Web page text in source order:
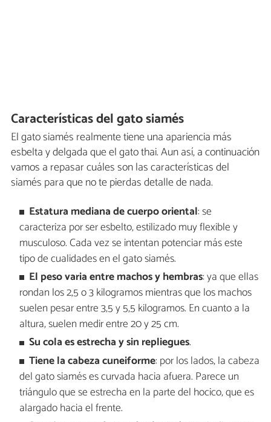
Características del gato siamés
El gato siamés realmente tiene una apariencia más
esbelta y delgada que el gato thai. Aun así, a continuación
vamos a repasar cuáles son las características del
siamés para que no te pierdas detalle de nada.
Estatura mediana de cuerpo oriental: se
caracteriza por ser esbelto, estilizado muy flexible y
musculoso. Cada vez se intentan potenciar más este
tipo de cualidades en el gato siamés.
El peso varia entre machos y hembras: ya que ellas
rondan los 2,5 o 3 kilogramos mientras que los machos
suelen pesar entre 3,5 y 5,5 kilogramos. En cuanto a la
altura, suelen medir entre 20 y 25 cm.
Su cola es estrecha y sin repliegues.
Tiene la cabeza cuneiforme: por los lados, la cabeza
del gato siamés es curvada hacia afuera. Parece un
triángulo que se estrecha en la parte del hocico, que es
alargado hacia el frente.